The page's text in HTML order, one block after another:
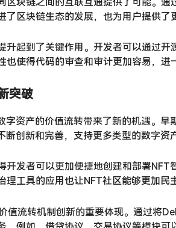
区块链生态的发展，也为用户提供了
升起到了关键作用。开发者可以通过
也使得代码的审查和审计更加容易，进
突破
字资产的价值流转带来了新的机遇。
创新和完善，支持更多类型的数字资
开发者可以更加便捷地创建和部署
理工具的应用也让NFT社区能够更加民
值流转机制创新的重要体现。通过将